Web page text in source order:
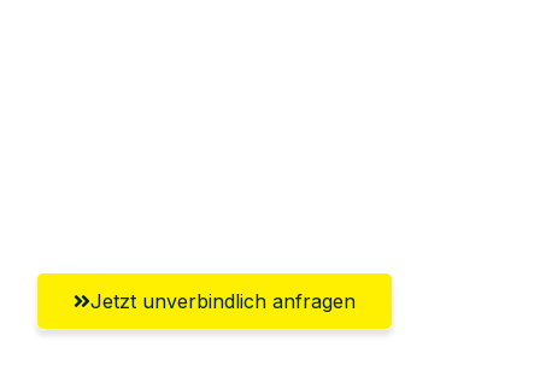
Jetzt unverbindlich anfragen